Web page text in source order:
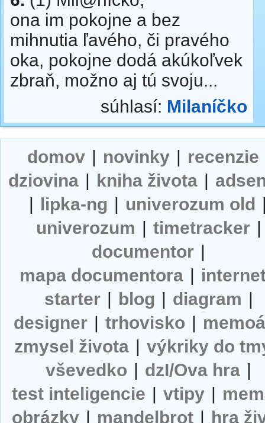
ona im pokojne a bez
mihnutia ľavého, či pravého
oka, pokojne dodá akúkoľvek
zbraň, možno aj tú svoju...
súhlasí: Milaníčko
domov | novinky | recenzie
dziovina | kniha života |
| lipka-ng | univerozum old
univerozum | timetracker |
documentor |
mapa documentora |
starter | blog | diagram |
designer | trhovisko |
zmysel života | výkriky do
vševedko | dzI/Ova hra |
test inteligencie | vtipy |
obrázky | mandelbrot | hra